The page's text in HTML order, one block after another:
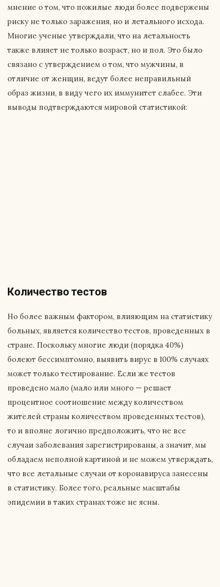
мнение о том, что пожилые люди более подвержены
риску не только заражения, но и летального исхода.
Многие ученые утверждали, что на летальность
также влияет не только возраст, но и пол. Это было
связано с утверждением о том, что мужчины, в
отличие от женщин, ведут более неправильный
образ жизни, в виду чего их иммунитет слабее. Эти
выводы подтверждаются мировой статистикой:
Количество тестов
Но более важным фактором, влияющим на статистику
больных, является количество тестов, проведенных в
стране. Поскольку многие люди (порядка 40%)
болеют бессимптомно, выявить вирус в 100% случаях
может только тестирование. Если же тестов
проведено мало (мало или много — решает
процентное соотношение между количеством
жителей страны количеством проведенных тестов),
то и вполне логично предположить, что не все
случаи заболевания зарегистрированы, а значит, мы
обладаем неполной картиной и не можем утверждать,
что все летальные случаи от коронавируса занесены
в статистику. Более того, реальные масштабы
эпидемии в таких странах тоже не ясны.